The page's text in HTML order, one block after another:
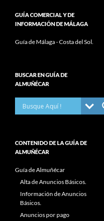
GUÍA COMERCIAL Y DE
INFORMACIÓN DE MÁLAGA
Guía de Málaga - Costa del Sol.
BUSCAR EN GUÍA DE
ALMUÑÉCAR
CONTENIDO DE LA GUÍA DE
ALMUÑÉCAR
Guía de Almuñécar
Alta de Anuncios Básicos.
Información de Anuncios
Básicos.
Anuncios por pago